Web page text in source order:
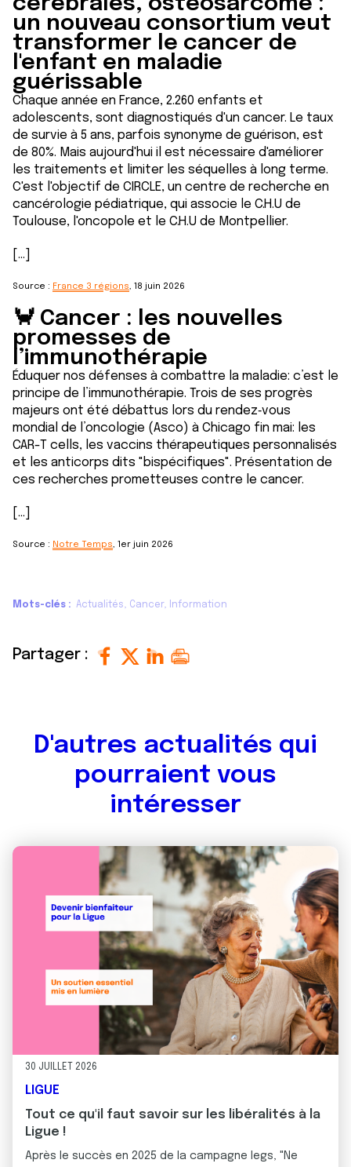
un nouveau consortium veut
transformer le cancer de
l'enfant en maladie
guérissable
Chaque année en France, 2.260 enfants et
adolescents, sont diagnostiqués d'un cancer. Le taux
de survie à 5 ans, parfois synonyme de guérison, est
de 80%. Mais aujourd'hui il est nécessaire d'améliorer
les traitements et limiter les séquelles à long terme.
C'est l'objectif de CIRCLE, un centre de recherche en
cancérologie pédiatrique, qui associe le C.H.U de
Toulouse, l'oncopole et le C.H.U de Montpellier.
[...]
Source : France 3 régions, 18 juin 2026
🦀 Cancer : les nouvelles
promesses de
l’immunothérapie
Éduquer nos défenses à combattre la maladie: c’est le
principe de l’immunothérapie. Trois de ses progrès
majeurs ont été débattus lors du rendez‑vous
mondial de l’oncologie (Asco) à Chicago fin mai: les
CAR-T cells, les vaccins thérapeutiques personnalisés
et les anticorps dits "bispécifiques". Présentation de
ces recherches prometteuses contre le cancer.
[...]
Source : Notre Temps, 1er juin 2026
Mots-clés Actualités Cancer Information
Partager :
D'autres actualités qui
pourraient vous
intéresser
30 JUILLET 2026
LIGUE
Tout ce qu'il faut savoir sur les libéralités à la
Ligue !
Après le succès en 2025 de la campagne legs, "Ne